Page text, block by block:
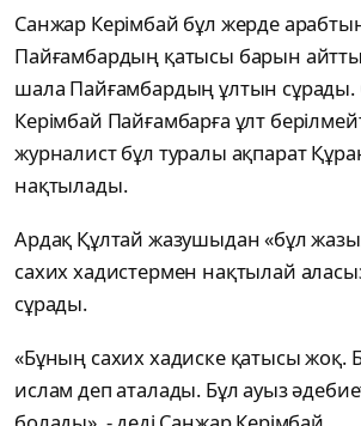
Санжар Керімбай бұл жерде
Пайғамбардың қатысы барын
шала Пайғамбардың ұлтын
Керімбай Пайғамбарға ұлт
журналист бұл туралы ақпарат
нақтылады.
Ардақ Құлтай жазушыдан «бұл
сахих хадистермен нақтылай
сұрады.
«Бұның сахих хадиске қатысы жоқ.
ислам деп аталады. Бұл ауыз